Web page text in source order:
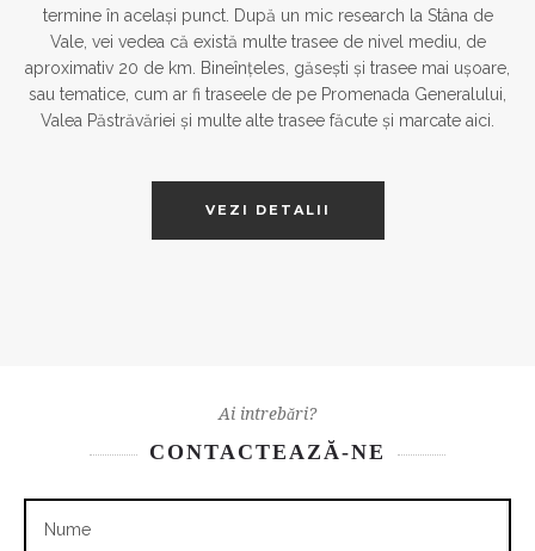
termine în același punct. După un mic research la Stâna de
Vale, vei vedea că există multe trasee de nivel mediu, de
aproximativ 20 de km. Bineînțeles, găsești și trasee mai ușoare,
sau tematice, cum ar fi traseele de pe Promenada Generalului,
Valea Păstrăvăriei și multe alte trasee făcute și marcate aici.
VEZI DETALII
Ai intrebări?
CONTACTEAZĂ-NE